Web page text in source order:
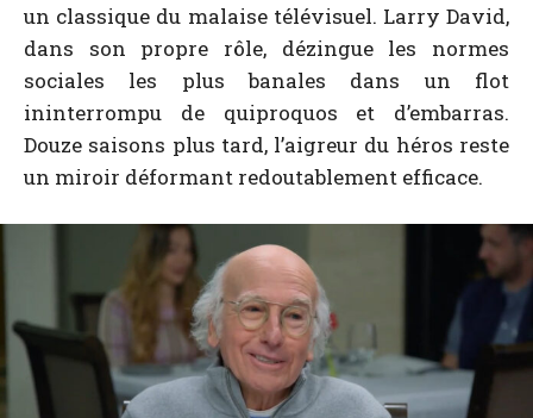
un classique du malaise télévisuel. Larry David,
dans son propre rôle, dézingue les normes
sociales les plus banales dans un flot
ininterrompu de quiproquos et d’embarras.
Douze saisons plus tard, l’aigreur du héros reste
un miroir déformant redoutablement efficace.